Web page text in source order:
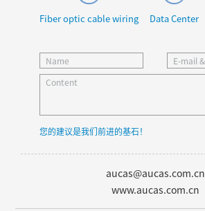
Fiber optic cable wiring Data Center
您的建议是我们前进的基石！
aucas@aucas.com.cn
www.aucas.com.cn